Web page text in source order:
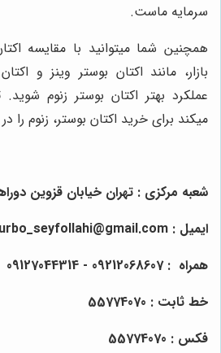
سرمایه ماست.
همچنین شما میتوانید با مقایسه
عملکرد بهتر اکتان بوستر زنوم شوید.
میکند برای خرید اکتان بوستر، زنوم را
شعبه مرکزی : تهران خیابان قزوین
ایمیل : turbo_seyfollahi@gmail.com
همراه :09212068607
- 09127044314
خط ثابت : 55774070
فکس : 55774070